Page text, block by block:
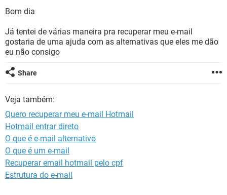
GUIA DE COMPRAS
GUIA DE COMPRAS
CELULAR
OUTLOOK EXCEL
INSTAGRAM
Bom dia
Já tentei de várias maneira pra recuperar meu e-mail
gostaria de uma ajuda com as alternativas que eles me dão
eu não consigo
Share
Veja também:
Quero recuperar meu e-mail Hotmail
Hotmail entrar direto
O que é e-mail alternativo
O que é um e-mail
Recuperar email hotmail pelo cpf
Estrutura do e-mail